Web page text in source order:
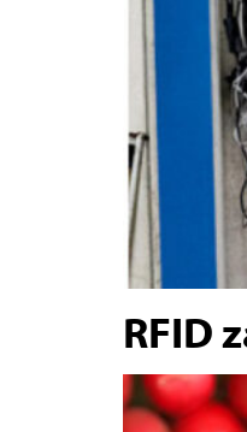
RFID